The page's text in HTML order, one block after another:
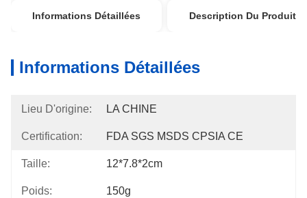
Informations Détaillées Description Du Produit
Informations Détaillées
Lieu D'origine: LA CHINE
Certification: FDA SGS MSDS CPSIA CE
Taille: 12*7.8*2cm
Poids: 150g